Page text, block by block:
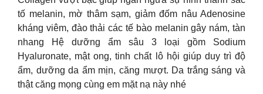
tố melanin, mờ thâm sạm, giảm đốm nâu Adenosine
kháng viêm, đào thải các tế bào melanin gây nám, tàn
nhang Hệ dưỡng ẩm sâu 3 loại gồm Sodium
Hyaluronate, mật ong, tinh chất lô hội giúp duy trì độ
ẩm, dưỡng da ẩm mịn, căng mượt. Da trắng sáng và
thật căng mọng cùng em mặt nạ này nhé